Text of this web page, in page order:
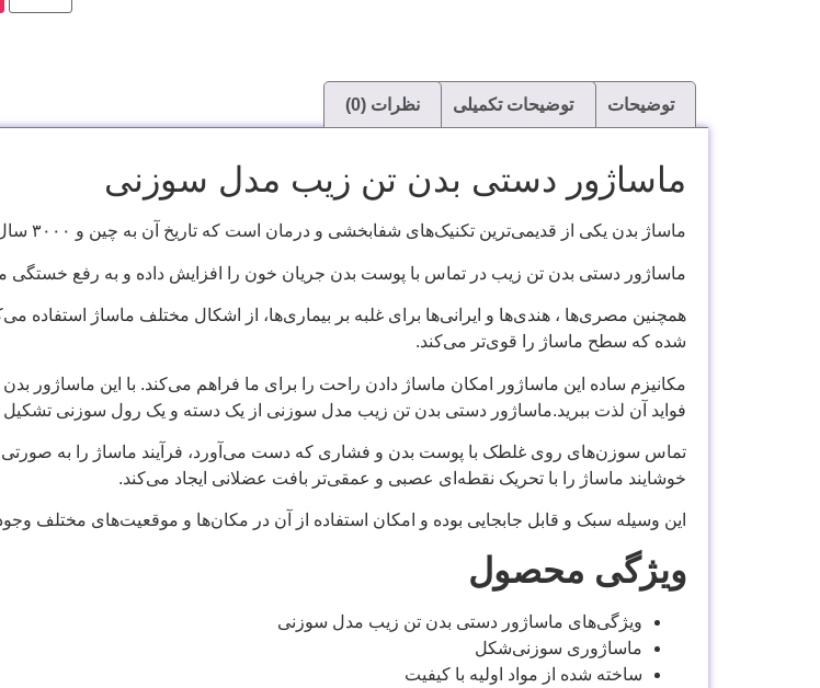
توضیحات توضیحات تکمیلی نظرات (0)
ماساژور دستی بدن تن زیب مدل سوزنی
ماساژ بدن یکی از قدیمی‌ترین تکنیک‌های شفا‌بخشی و درمان است که تاریخ آن به چین و ۳۰۰۰ سال قبل برمی‌گردد.
ماساژور دستی بدن تن زیب در تماس با پوست بدن جریان خون را افزایش داده و به رفع خستگی
همچنین مصری‌ها ، هندی‌ها و ایرانی‌ها برای غلبه بر بیماری‌ها، از اشکال مختلف ماساژ
شده که سطح ماساژ را قوی‌تر می‌کند.
مکانیزم ساده این ماساژور امکان ماساژ دادن راحت را برای ما فراهم می‌کند. با این ماساژور
فواید آن لذت ببرید.ماساژور دستی بدن تن زیب مدل سوزنی از یک دسته و یک رول سوزنی
تماس سوزن‌های روی غلطک با پوست بدن و فشاری که دست می‌آورد، فرآیند ماساژ را به
خوشایند ماساژ را با تحریک نقطه‌ای عصبی و عمقی‌تر بافت عضلانی ایجاد می‌کند.
این وسیله سبک و قابل جابجایی بوده و امکان استفاده از آن در مکان‌ها و موقعیت‌های مختلف
ویژگی محصول
ویژگی‌های ماساژور دستی بدن تن زیب مدل سوزنی
ماساژوری سوزنی‌شکل
ساخته شده از مواد اولیه با کیفیت